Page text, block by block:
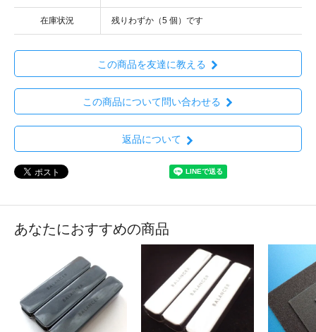
在庫状況 残りわずか（5 個）です
この商品を友達に教える
この商品について問い合わせる
返品について
あなたにおすすめの商品